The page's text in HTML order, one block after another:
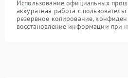
Использование официальных
аккуратная работа с
резервное копирование,
восстановление информации при